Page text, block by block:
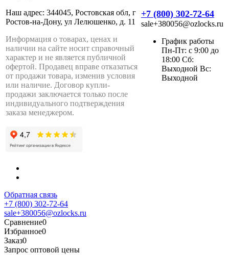
Наш адрес: 344045, Ростовская обл, г
Ростов-на-Дону, ул Лелюшенко, д. 11
Информация о товарах, ценах и
наличии на сайте носит справочный
характер и не является публичной
офертой. Продавец вправе отказаться
от продажи товара, изменив условия
или наличие. Договор купли-
продажи заключается только после
индивидуального подтверждения
заказа менеджером.
+7 (800) 302-72-64
sale+380056@ozlocks.ru
График работы
Пн-Пт: с 9:00 до
18:00 Сб:
Выходной Вс:
Выходной
Обратная связь
+7 (800) 302-72-64
sale+380056@ozlocks.ru
Сравнение0
Избранное0
Заказ0
Запрос оптовой цены